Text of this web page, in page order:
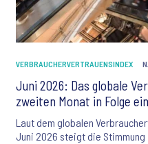
VERBRAUCHERVERTRAUENSINDEX
Juni 2026: Das globale
zweiten Monat in Folge
Laut dem globalen
Juni 2026 steigt die Stimmung